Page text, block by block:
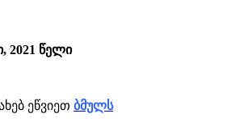
2021 წელი
ეწვიეთ ბმულს